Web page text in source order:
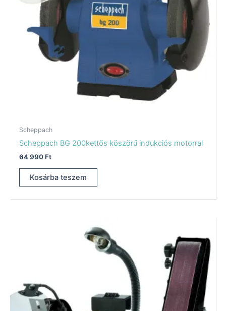
Scheppach
Scheppach BG 200kettős köszörű indukciós motorral
64 990Ft
Kosárba teszem